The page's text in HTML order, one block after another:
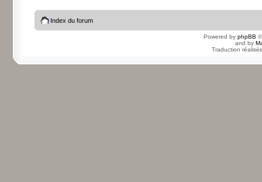
Index du forum
Powered by phpBB
and by
Traduction